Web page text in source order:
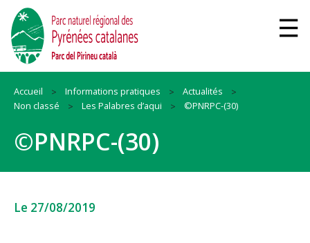
Accueil Informations pratiques
Actualités
Non classé
Les Palabres d’aqui ©PNRPC-(30)
©PNRPC-(30)
Le 27/08/2019